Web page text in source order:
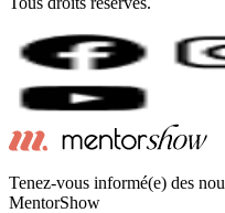
Tenez-vous informé(e) des
MentorShow